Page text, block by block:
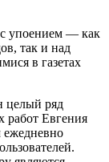
упоением — как
так и над
в газетах
целый ряд
работ Евгения